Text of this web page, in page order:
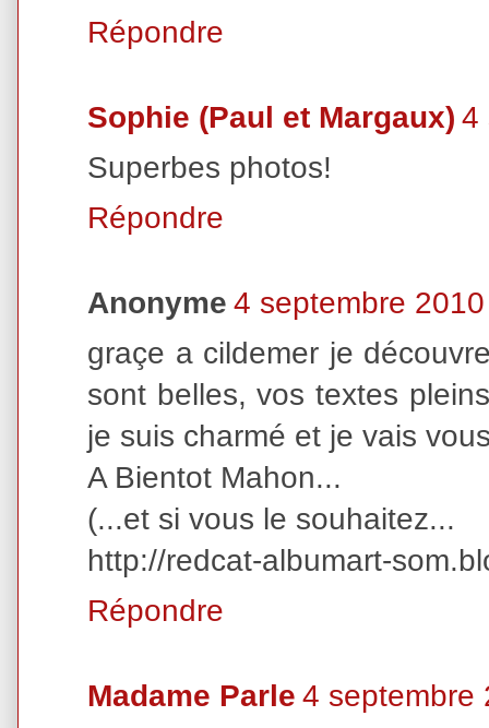
Répondre
Sophie (Paul et Margaux) 4
Superbes photos!
Répondre
Anonyme 4 septembre
graçe a cildemer je
sont belles, vos textes
je suis charmé et je vais
A Bientot Mahon...
(...et si vous le souhaitez...
http://redcat-albumart-
Répondre
Madame Parle 4 septembre